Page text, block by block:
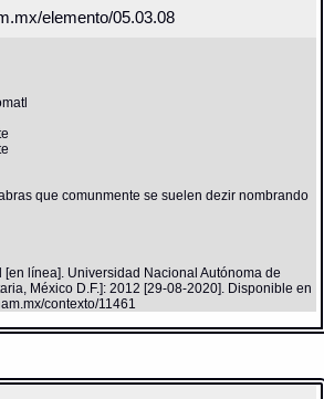
elemento/05.03.08
que comunmente se suelen dezir nombrando
línea]. Universidad Nacional Autónoma de
México D.F.]: 2012 [29-08-2020]. Disponible en
contexto/11461